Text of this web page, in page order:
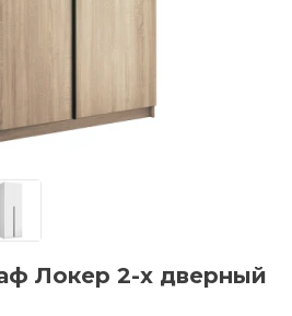
Локер 2-х дверный